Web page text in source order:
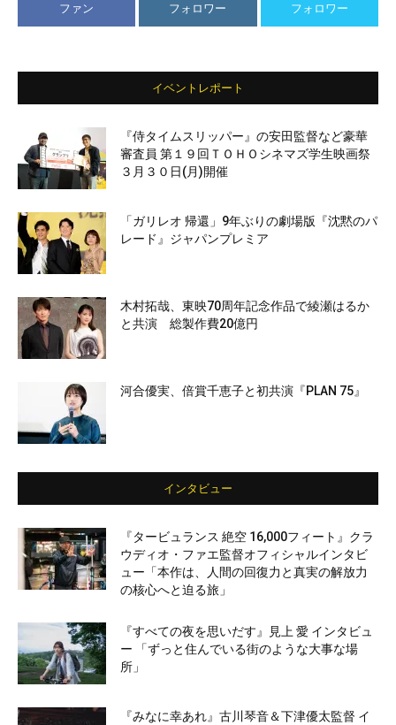
ファン フォロワー フォロワー
イベントレポート
『侍タイムスリッパー』の安田監督など豪華
審査員 第１９回ＴＯＨＯシネマズ学生映画祭
３月３０日(月)開催
「ガリレオ 帰還」9年ぶりの劇場版『沈黙のパ
レード』ジャパンプレミア
木村拓哉、東映70周年記念作品で綾瀬はるか
と共演 総製作費20億円
河合優実、倍賞千恵子と初共演『PLAN 75』
インタビュー
『タービュランス 絶空 16,000フィート』クラ
ウディオ・ファエ監督オフィシャルインタビ
ュー「本作は、人間の回復力と真実の解放力
の核心へと迫る旅」
『すべての夜を思いだす』見上 愛 インタビュ
ー 「ずっと住んでいる街のような大事な場
所」
『みなに幸あれ』古川琴音＆下津優太監督 イ